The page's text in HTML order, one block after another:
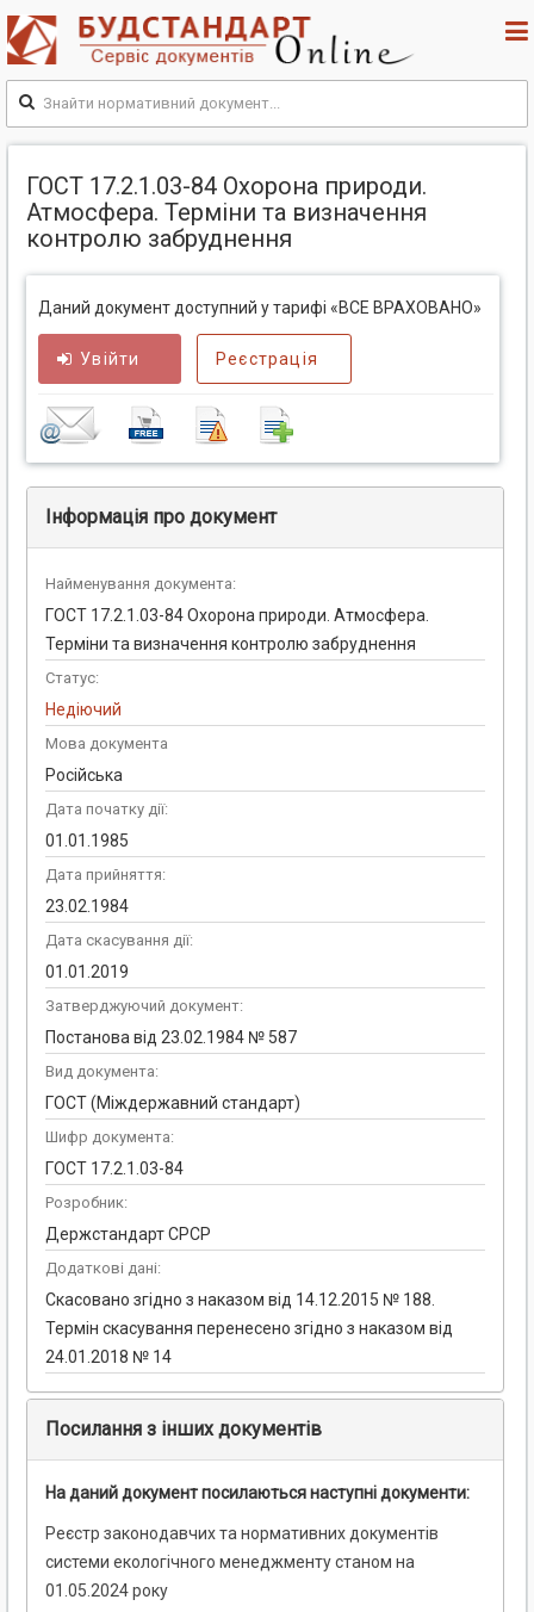
ГОСТ 17.2.1.03-84 Охорона природи.
Атмосфера. Терміни та визначення
контролю забруднення
Даний документ доступний у тарифі «ВСЕ ВРАХОВАНО»
Увійти Реєстрація
Інформація про документ
Найменування документа:
ГОСТ 17.2.1.03-84 Охорона природи. Атмосфера.
Терміни та визначення контролю забруднення
Статус:
Недіючий
Мова документа
Російська
Дата початку дії:
01.01.1985
Дата прийняття:
23.02.1984
Дата скасування дії:
01.01.2019
Затверджуючий документ:
Постанова від 23.02.1984 № 587
Вид документа:
ГОСТ (Міждержавний стандарт)
Шифр документа:
ГОСТ 17.2.1.03-84
Розробник:
Держстандарт СРСР
Додаткові дані:
Скасовано згідно з наказом від 14.12.2015 № 188.
Термін скасування перенесено згідно з наказом від
24.01.2018 № 14
Посилання з інших документів
На даний документ посилаються наступні документи:
Реєстр законодавчих та нормативних документів
системи екологічного менеджменту станом на
01.05.2024 року